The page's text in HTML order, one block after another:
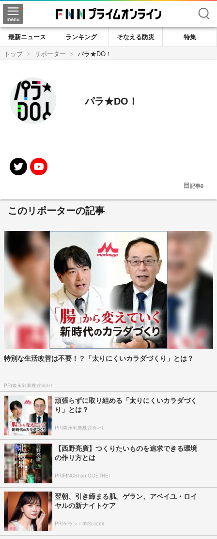
検索
最新ニュース ランキング そなえる防災
特集
トップ
リポーター パラ★DO！
パラ★DO！
記事0
このリポーターの記事
特別な生活改善は不要！？「太りにくいカラダづくり」とは？
PR(森永乳業株式会社)
頑張らずに取り組める「太りにくいカラダづく
り」とは？
PR(森永乳業株式会社)
【西野亮廣】つくりたいものを追求できる環境
の作り方とは
PR(FINCHI on GOETHE)
翌朝、引き締まる肌。ゲラン、アベイユ・ロイ
ヤルの新ナイトケア
PR(ゲラン｜美的.com)